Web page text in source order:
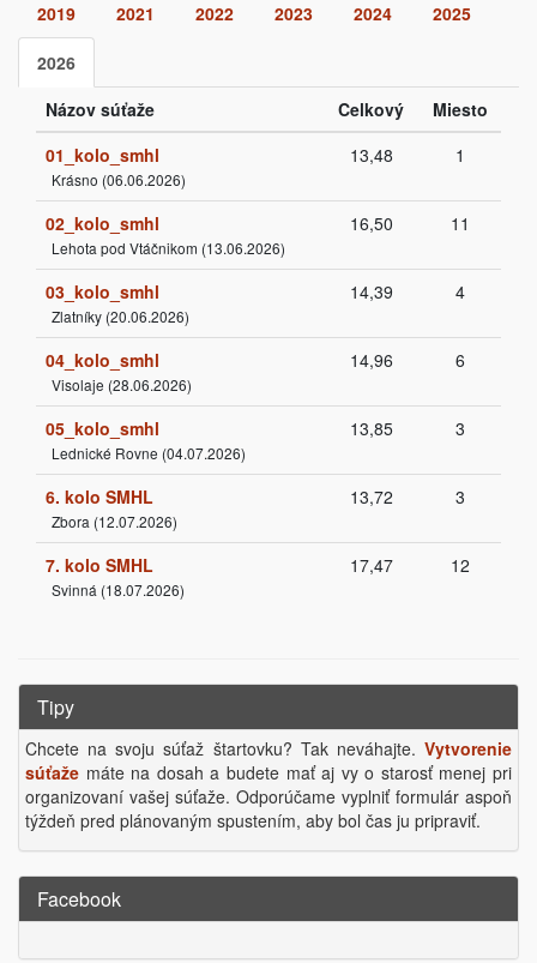
2019 2021 2022 2023 2024 2025
2026
Názov súťaže
Celkový
Miesto
01_kolo_smhl
Krásno (06.06.2026)
13,48 1
02_kolo_smhl
Lehota pod Vtáčnikom (13.06.2026)
16,50 11
03_kolo_smhl
Zlatníky (20.06.2026)
14,39 4
04_kolo_smhl
Visolaje (28.06.2026)
14,96 6
05_kolo_smhl
Lednické Rovne (04.07.2026)
13,85 3
6. kolo SMHL
Zbora (12.07.2026)
13,72 3
7. kolo SMHL
Svinná (18.07.2026)
17,47 12
Tipy
Chcete na svoju súťaž štartovku? Tak neváhajte. Vytvorenie
súťaže máte na dosah a budete mať aj vy o starosť menej pri
organizovaní vašej súťaže. Odporúčame vyplniť formulár aspoň
týždeň pred plánovaným spustením, aby bol čas ju pripraviť.
Facebook